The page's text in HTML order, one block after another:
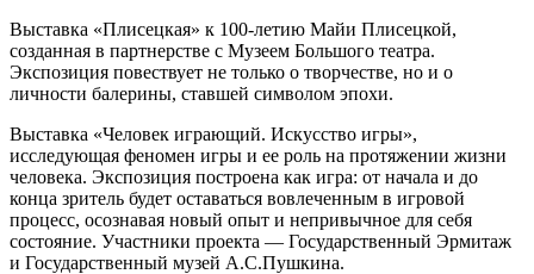
Выставка «Плисецкая» к 100‑летию Майи Плисецкой,
созданная в партнерстве с Музеем Большого театра.
Экспозиция повествует не только о творчестве, но и о
личности балерины, ставшей символом эпохи.
Выставка «Человек играющий. Искусство игры»,
исследующая феномен игры и ее роль на протяжении жизни
человека. Экспозиция построена как игра: от начала и до
конца зритель будет оставаться вовлеченным в игровой
процесс, осознавая новый опыт и непривычное для себя
состояние. Участники проекта — Государственный Эрмитаж
и Государственный музей А.С.Пушкина.